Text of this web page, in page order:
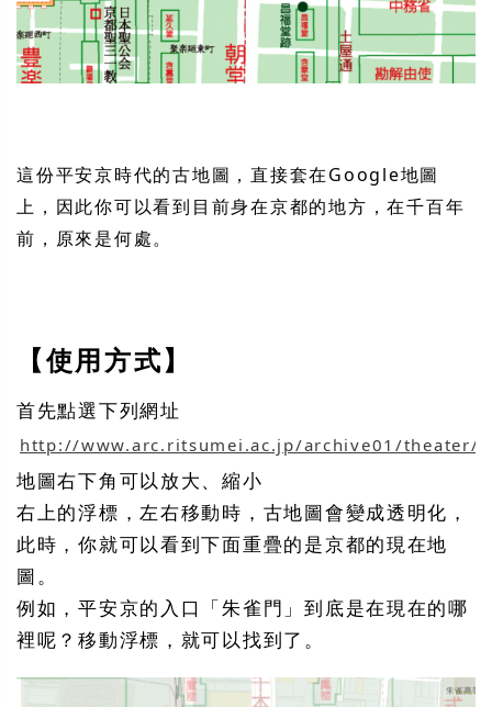
這份平安京時代的古地圖，直接套在Google地圖
上，因此你可以看到目前身在京都的地方，在千百年
前，原來是何處。
【使用方式】
首先點選下列網址
http://www.arc.ritsumei.ac.jp/archive01/theater/
地圖右下角可以放大、縮小
右上的浮標，左右移動時，古地圖會變成透明化，
此時，你就可以看到下面重疊的是京都的現在地
圖。
例如，平安京的入口「朱雀門」到底是在現在的哪
裡呢？移動浮標，就可以找到了。